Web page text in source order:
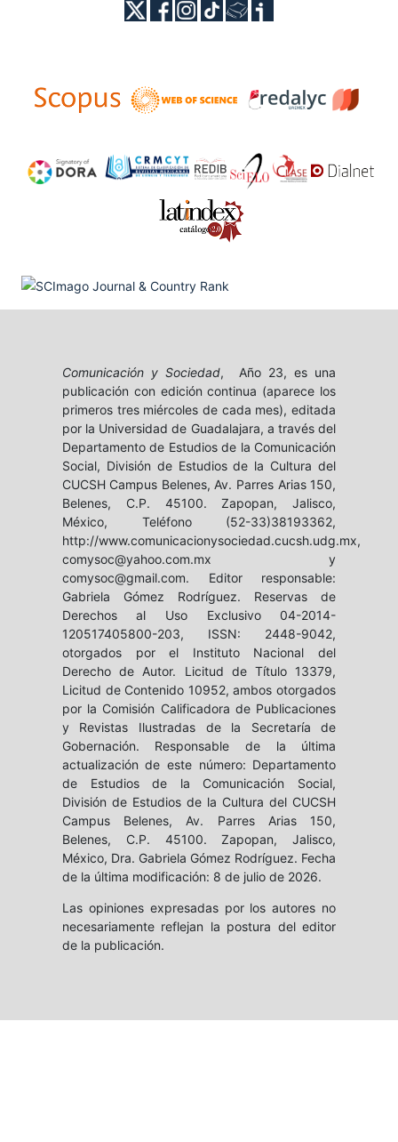
Comunicación y Sociedad, Año 23, es una
publicación con edición continua (aparece los
primeros tres miércoles de cada mes), editada
por la Universidad de Guadalajara, a través del
Departamento de Estudios de la Comunicación
Social, División de Estudios de la Cultura del
CUCSH Campus Belenes, Av. Parres Arias 150,
Belenes, C.P. 45100. Zapopan, Jalisco,
México, Teléfono (52-33)38193362,
http://www.comunicacionysociedad.cucsh.udg.mx,
comysoc@yahoo.com.mx y
comysoc@gmail.com. Editor responsable:
Gabriela Gómez Rodríguez. Reservas de
Derechos al Uso Exclusivo 04-2014-
120517405800-203, ISSN: 2448-9042,
otorgados por el Instituto Nacional del
Derecho de Autor. Licitud de Título 13379,
Licitud de Contenido 10952, ambos otorgados
por la Comisión Calificadora de Publicaciones
y Revistas Ilustradas de la Secretaría de
Gobernación. Responsable de la última
actualización de este número: Departamento
de Estudios de la Comunicación Social,
División de Estudios de la Cultura del CUCSH
Campus Belenes, Av. Parres Arias 150,
Belenes, C.P. 45100. Zapopan, Jalisco,
México, Dra. Gabriela Gómez Rodríguez. Fecha
de la última modificación: 8 de julio de 2026.
Las opiniones expresadas por los autores no
necesariamente reflejan la postura del editor
de la publicación.